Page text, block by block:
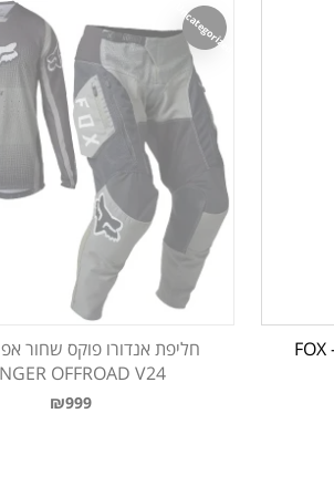
חליפת פוקס איירליין צהוב אפור - FOX
Uncategorized
OFFROAD V24
₪999